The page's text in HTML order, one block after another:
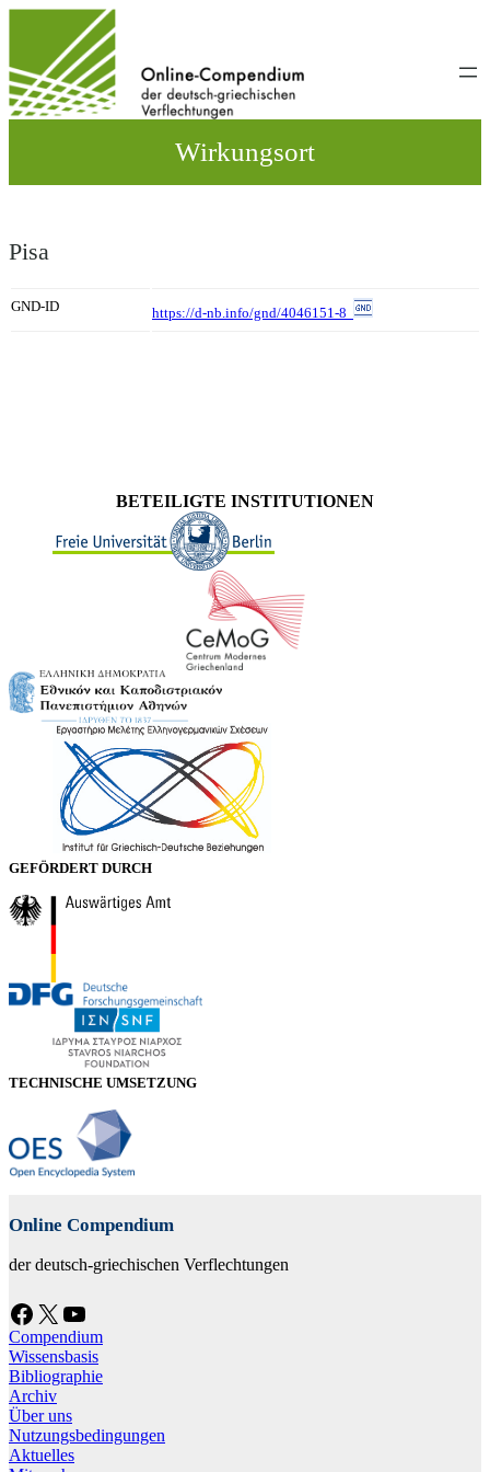
wechseln
Wirkungsort
Pisa
GND-ID https://d-nb.info/gnd/4046151-8
BETEILIGTE INSTITUTIONEN
GEFÖRDERT DURCH
TECHNISCHE UMSETZUNG
Online Compendium
der deutsch-griechischen Verflechtungen
Facebook X YouTube
Compendium
Wissensbasis
Bibliographie
Archiv
Über uns
Nutzungsbedingungen
Aktuelles